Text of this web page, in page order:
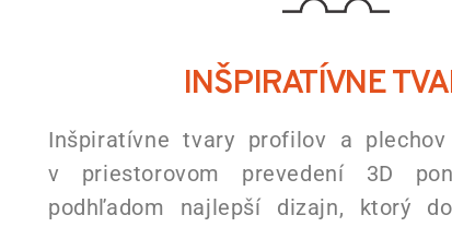
INŠPIRATÍVNE
Inšpiratívne tvary profilov a plechov
v priestorovom prevedení 3D
podhľadom najlepší dizajn, ktorý